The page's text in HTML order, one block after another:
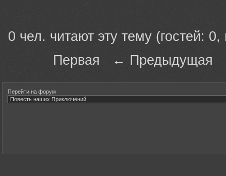
0 чел. читают эту тему (гостей:
Первая ←
Перейти на форум